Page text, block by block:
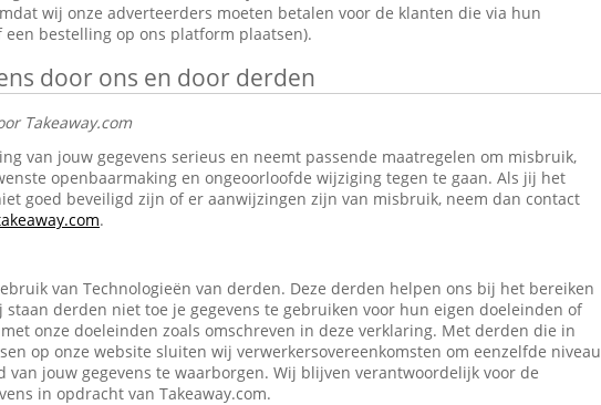
wij onze adverteerders moeten betalen voor de klanten die via hun
bestelling op ons platform plaatsen).
door ons en door derden
Takeaway.com
van jouw gegevens serieus en neemt passende maatregelen om misbruik,
openbaarmaking en ongeoorloofde wijziging tegen te gaan. Als jij het
goed beveiligd zijn of er aanwijzingen zijn van misbruik, neem dan contact
.
van Technologieën van derden. Deze derden helpen ons bij het bereiken
derden niet toe je gegevens te gebruiken voor hun eigen doeleinden of
onze doeleinden zoals omschreven in deze verklaring. Met derden die in
op onze website sluiten wij verwerkersovereenkomsten om eenzelfde niveau
jouw gegevens te waarborgen. Wij blijven verantwoordelijk voor de
in opdracht van Takeaway.com.